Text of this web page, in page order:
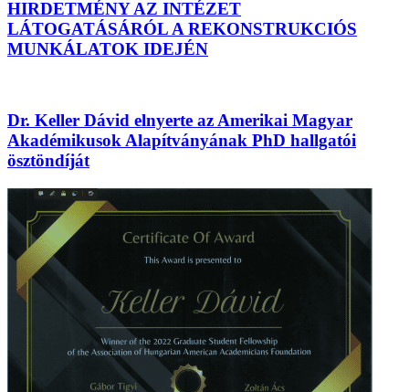
HIRDETMÉNY AZ INTÉZET
LÁTOGATÁSÁRÓL A REKONSTRUKCIÓS
MUNKÁLATOK IDEJÉN
Dr. Keller Dávid elnyerte az Amerikai Magyar
Akadémikusok Alapítványának PhD hallgatói
ösztöndíját